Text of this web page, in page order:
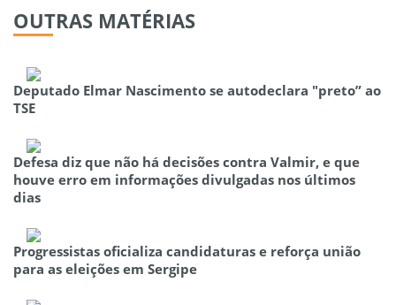
OUTRAS MATÉRIAS
Deputado Elmar Nascimento se autodeclara "preto” ao
TSE
Defesa diz que não há decisões contra Valmir, e que
houve erro em informações divulgadas nos últimos
dias
Progressistas oficializa candidaturas e reforça união
para as eleições em Sergipe